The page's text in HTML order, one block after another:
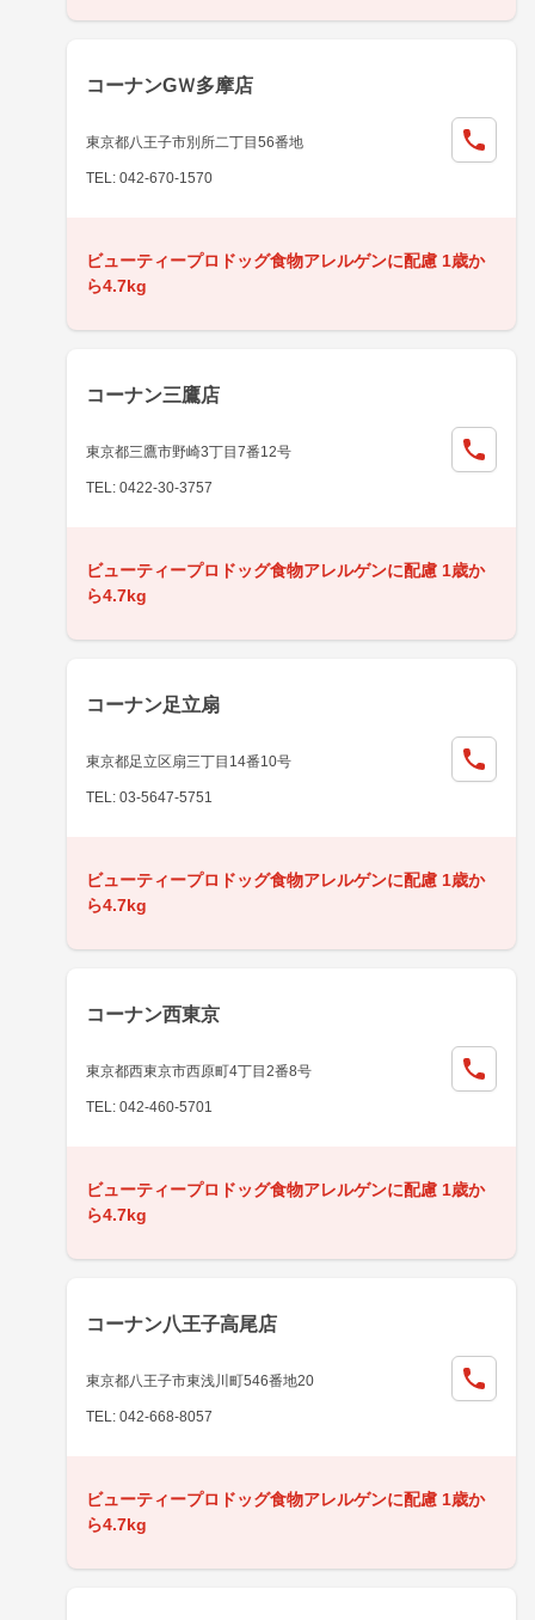
コーナンGＷ多摩店
東京都八王子市別所二丁目56番地
TEL: 042-670-1570
ビューティープロドッグ食物アレルゲンに配慮 1歳か
ら4.7kg
コーナン三鷹店
東京都三鷹市野崎3丁目7番12号
TEL: 0422-30-3757
ビューティープロドッグ食物アレルゲンに配慮 1歳か
ら4.7kg
コーナン足立扇
東京都足立区扇三丁目14番10号
TEL: 03-5647-5751
ビューティープロドッグ食物アレルゲンに配慮 1歳か
ら4.7kg
コーナン西東京
東京都西東京市西原町4丁目2番8号
TEL: 042-460-5701
ビューティープロドッグ食物アレルゲンに配慮 1歳か
ら4.7kg
コーナン八王子高尾店
東京都八王子市東浅川町546番地20
TEL: 042-668-8057
ビューティープロドッグ食物アレルゲンに配慮 1歳か
ら4.7kg